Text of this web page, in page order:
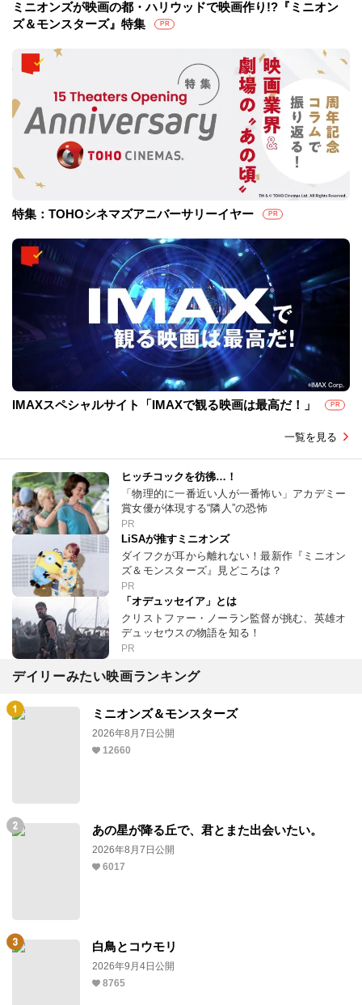
ミニオンズが映画の都・ハリウッドで映画作り!?『ミニオン
ズ＆モンスターズ』特集
PR
特集：TOHOシネマズアニバーサリーイヤー PR
IMAXスペシャルサイト「IMAXで観る映画は最高だ！」 PR
一覧を見る
ヒッチコックを彷彿…！
「物理的に一番近い人が一番怖い」アカデミー
賞女優が体現する“隣人”の恐怖
PR
LiSAが推すミニオンズ
ダイフクが耳から離れない！最新作『ミニオン
ズ＆モンスターズ』見どころは？
PR
「オデュッセイア」とは
クリストファー・ノーラン監督が挑む、英雄オ
デュッセウスの物語を知る！
PR
デイリーみたい映画ランキング
ミニオンズ＆モンスターズ
2026年8月7日公開
12660
あの星が降る丘で、君とまた出会いたい。
2026年8月7日公開
6017
白鳥とコウモリ
2026年9月4日公開
8765